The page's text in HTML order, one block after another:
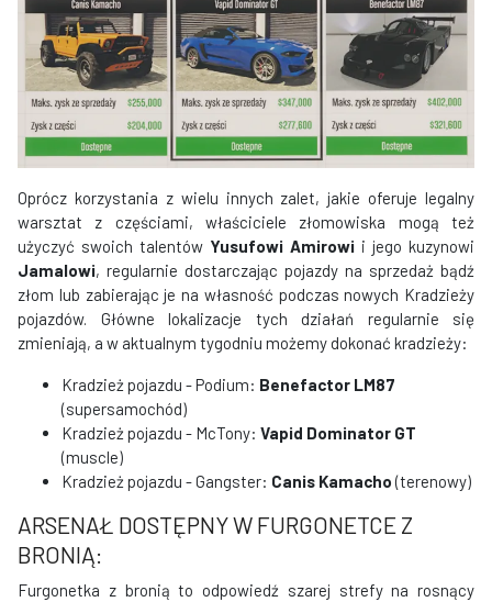
Oprócz korzystania z wielu innych zalet, jakie oferuje legalny
warsztat z częściami, właściciele złomowiska mogą też
użyczyć swoich talentów Yusufowi Amirowi i jego kuzynowi
Jamalowi, regularnie dostarczając pojazdy na sprzedaż bądź
złom lub zabierając je na własność podczas nowych Kradzieży
pojazdów. Główne lokalizacje tych działań regularnie się
zmieniają, a w aktualnym tygodniu możemy dokonać kradzieży:
Kradzież pojazdu - Podium: Benefactor LM87
(supersamochód)
Kradzież pojazdu - McTony: Vapid Dominator GT
(muscle)
Kradzież pojazdu - Gangster: Canis Kamacho(terenowy)
ARSENAŁ DOSTĘPNY W FURGONETCE Z
BRONIĄ:
Furgonetka z bronią to odpowiedź szarej strefy na rosnący